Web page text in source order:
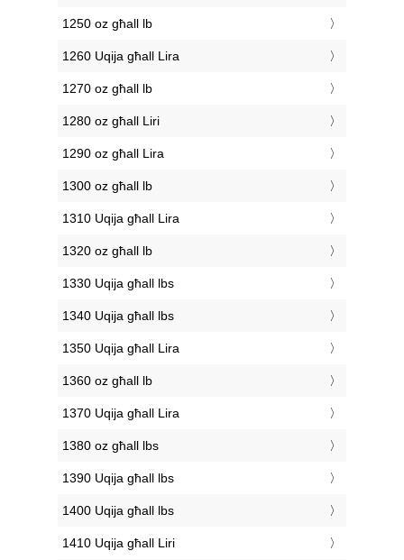
1250 oz għall lb
1260 Uqija għall Lira
1270 oz għall lb
1280 oz għall Liri
1290 oz għall Lira
1300 oz għall lb
1310 Uqija għall Lira
1320 oz għall lb
1330 Uqija għall lbs
1340 Uqija għall lbs
1350 Uqija għall Lira
1360 oz għall lb
1370 Uqija għall Lira
1380 oz għall lbs
1390 Uqija għall lbs
1400 Uqija għall lbs
1410 Uqija għall Liri